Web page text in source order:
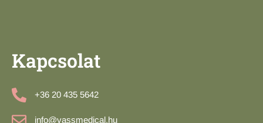
Kapcsolat
+36 20 435 5642
info@vassmedical.hu